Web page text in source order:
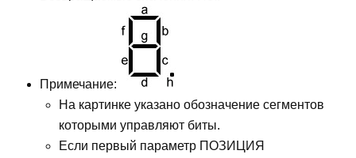
Примечание:
На картинке указано обозначение сегментов
которыми управляют биты.
Если первый параметр ПОЗИЦИЯ